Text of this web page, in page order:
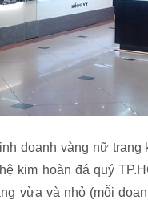
doanh vàng nữ trang
kim hoàn đá quý
vừa và nhỏ (mỗi